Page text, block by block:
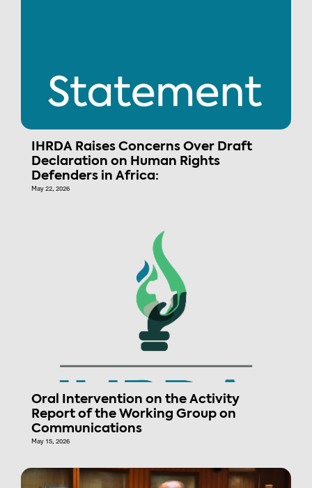
IHRDA Raises Concerns Over Draft
Declaration on Human Rights
Defenders in Africa:
May 22, 2026
Oral Intervention on the Activity
Report of the Working Group on
Communications
May 15, 2026